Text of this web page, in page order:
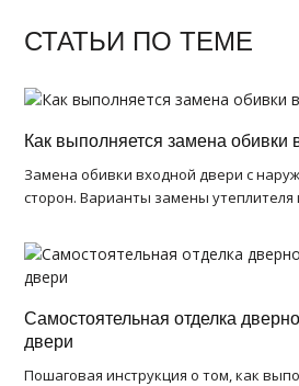
СТАТЬИ ПО ТЕМЕ
Как выполняется замена обивки
Замена обивки входной двери с
сторон. Варианты замены утеплителя
Самостоятельная отделка
двери
Пошаговая инструкция о том, как